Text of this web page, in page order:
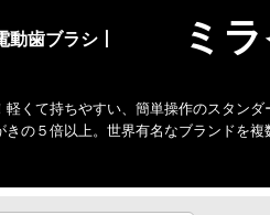
動歯ブラシ丨 ミ
くて持ちやすい、簡単操作のスタン
の５倍以上。世界有名なブランドを複